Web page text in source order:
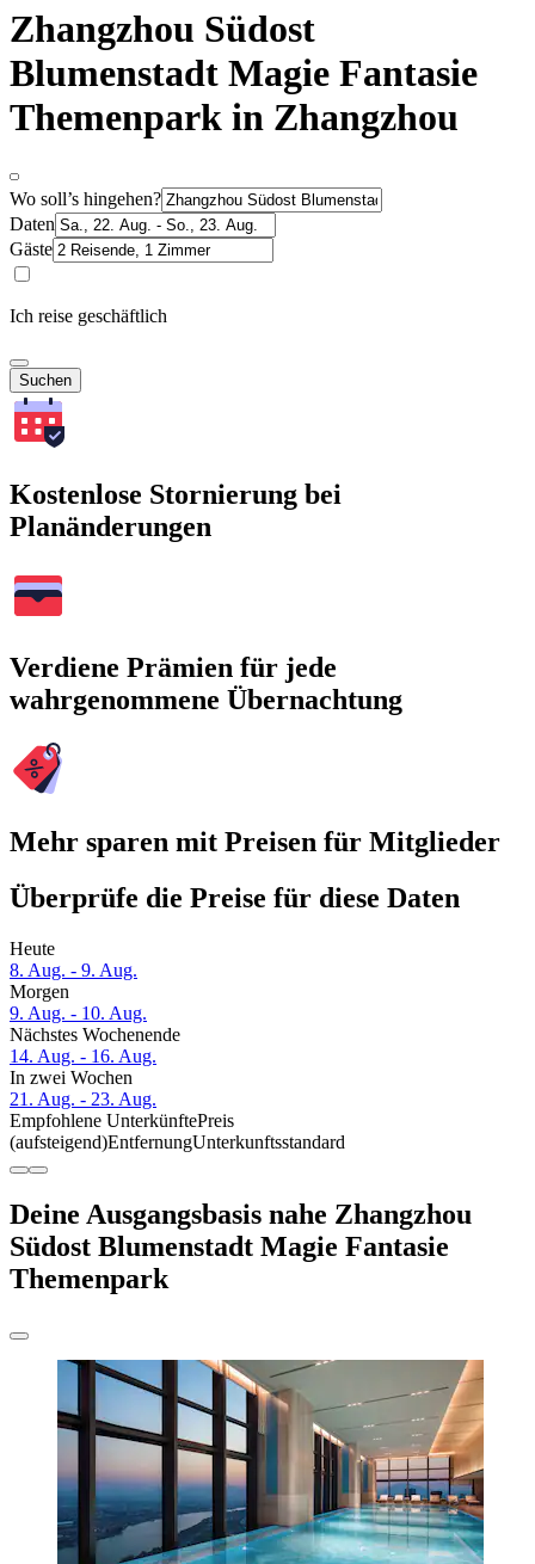
Zhangzhou Südost
Blumenstadt Magie Fantasie
Themenpark in Zhangzhou
Wo soll’s hingehen?
Daten
Gäste
Ich reise geschäftlich
Suchen
Kostenlose Stornierung bei
Planänderungen
Verdiene Prämien für jede
wahrgenommene Übernachtung
Mehr sparen mit Preisen für Mitglieder
Überprüfe die Preise für diese Daten
Heute
8. Aug. - 9. Aug.
Morgen
9. Aug. - 10. Aug.
Nächstes Wochenende
14. Aug. - 16. Aug.
In zwei Wochen
21. Aug. - 23. Aug.
Empfohlene UnterkünftePreis
(aufsteigend)EntfernungUnterkunftsstandard
Deine Ausgangsbasis nahe Zhangzhou
Südost Blumenstadt Magie Fantasie
Themenpark